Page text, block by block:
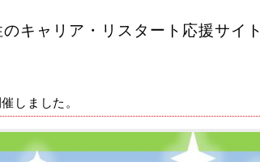
キャリア・リスタート応援サイト
しました。